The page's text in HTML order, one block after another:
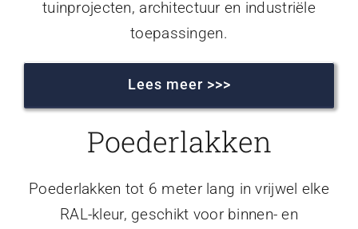
tuinprojecten, architectuur en industriële
toepassingen.
Lees meer >>>
Poederlakken
Poederlakken tot 6 meter lang in vrijwel elke
RAL-kleur, geschikt voor binnen- en